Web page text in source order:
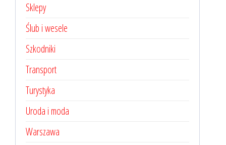
Sklepy
Ślub i wesele
Szkodniki
Transport
Turystyka
Uroda i moda
Warszawa